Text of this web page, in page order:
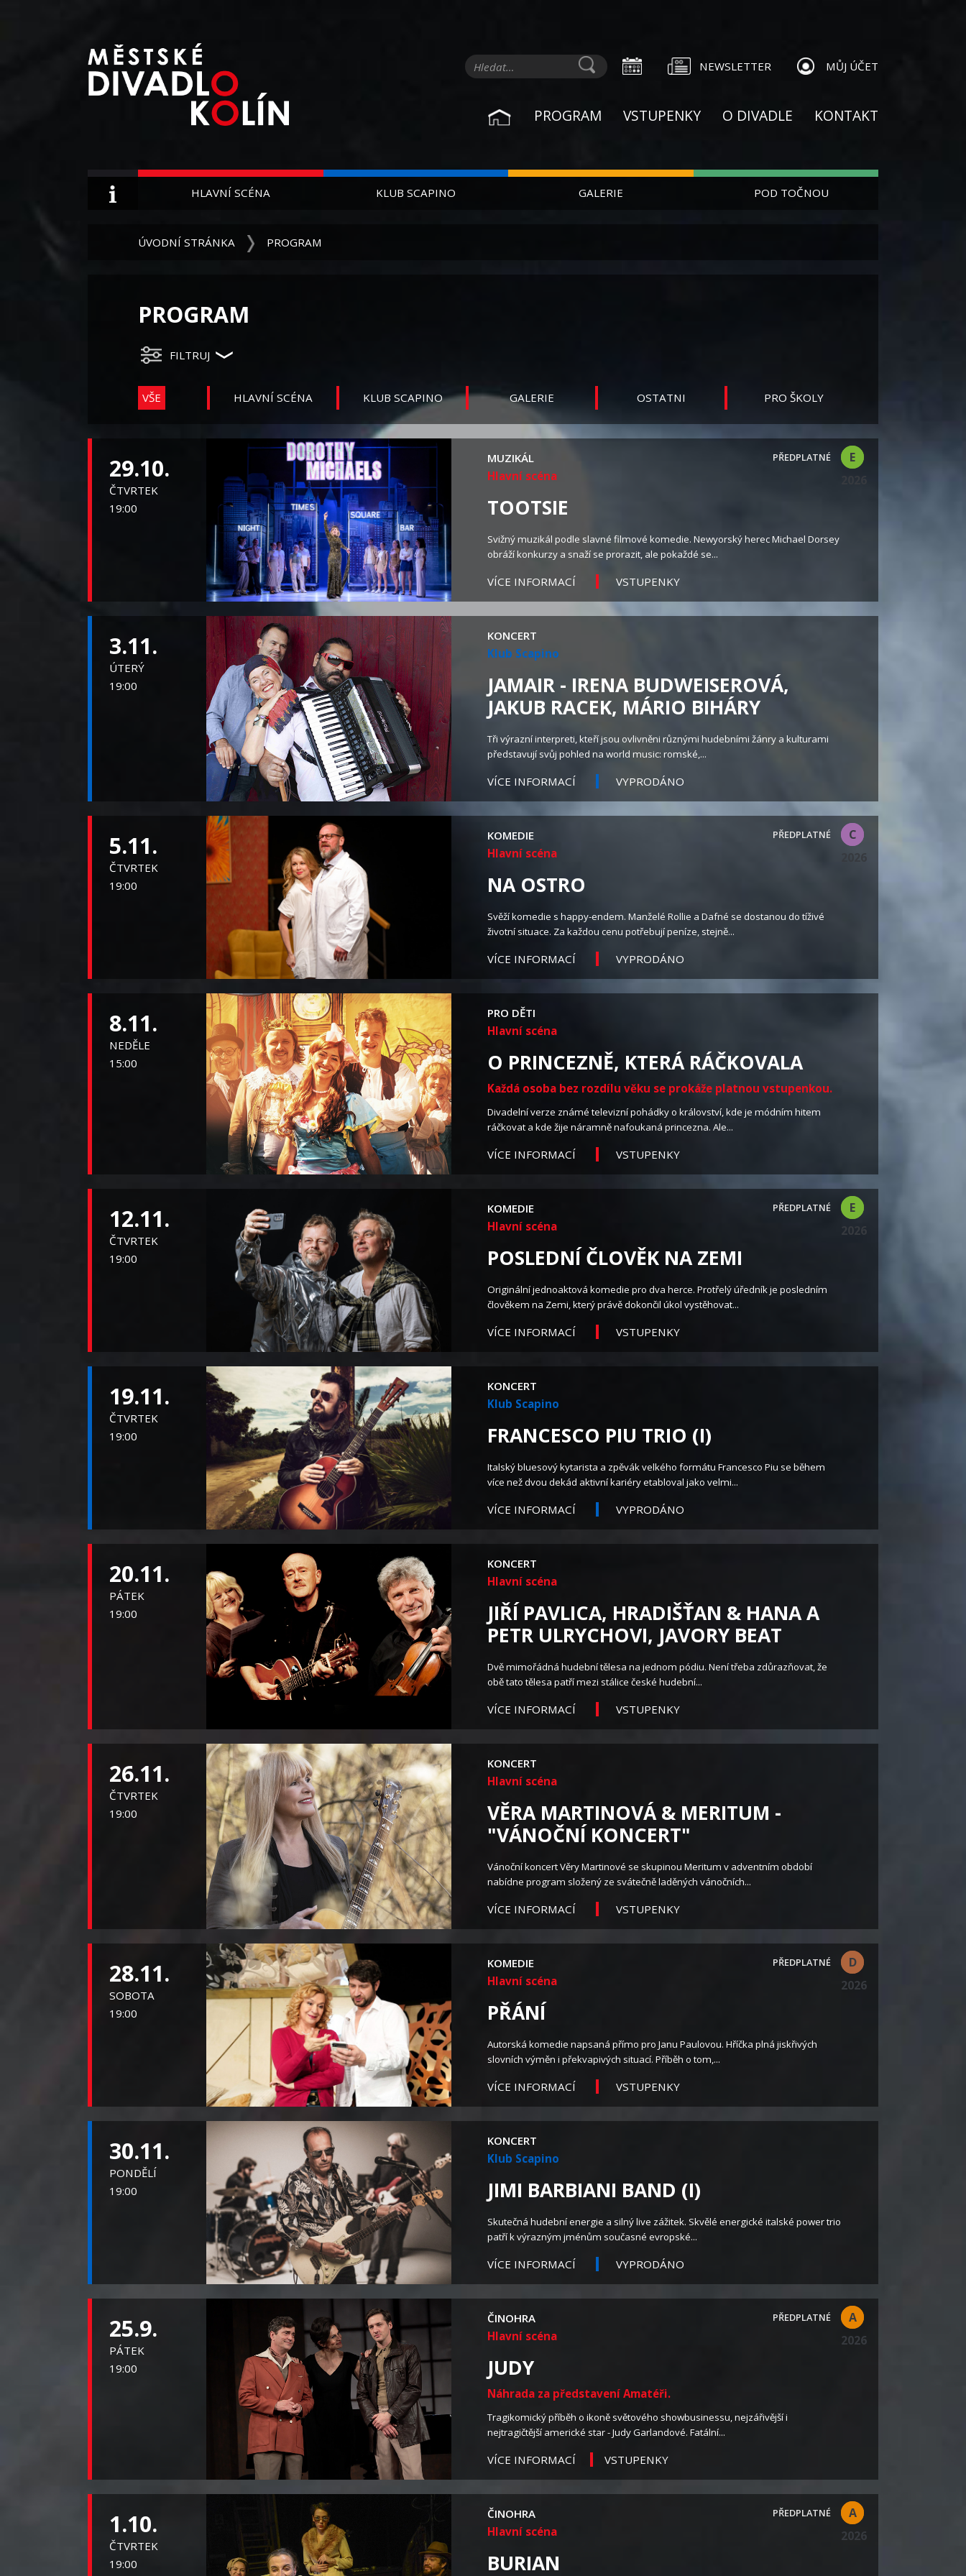
NEWSLETTER MŮJ ÚČET
PROGRAM VSTUPENKY O DIVADLE KONTAKT
HLAVNÍ SCÉNA KLUB SCAPINO GALERIE POD TOČNOU
ÚVODNÍ STRÁNKA PROGRAM
PROGRAM
FILTRUJ
VŠE HLAVNÍ SCÉNA KLUB SCAPINO GALERIE OSTATNI PRO ŠKOLY
29.10.
ČTVRTEK
19:00
MUZIKÁL
Hlavní scéna
TOOTSIE
E
Svižný muzikál podle slavné filmové komedie. Newyorský herec Michael Dorsey
obráží konkurzy a snaží se prorazit, ale pokaždé se...
VÍCE INFORMACÍ VSTUPENKY
3.11.
ÚTERÝ
19:00
KONCERT
Klub Scapino
JAMAIR - IRENA BUDWEISEROVÁ,
JAKUB RACEK, MÁRIO BIHÁRY
Tři výrazní interpreti, kteří jsou ovlivněni různými hudebními žánry a kulturami
představují svůj pohled na world music: romské,...
VÍCE INFORMACÍ VYPRODÁNO
5.11.
ČTVRTEK
19:00
KOMEDIE
Hlavní scéna
NA OSTRO
C
Svěží komedie s happy-endem. Manželé Rollie a Dafné se dostanou do tíživé
životní situace. Za každou cenu potřebují peníze, stejně...
VÍCE INFORMACÍ VYPRODÁNO
8.11.
NEDĚLE
15:00
PRO DĚTI
Hlavní scéna
O PRINCEZNĚ, KTERÁ RÁČKOVALA
Každá osoba bez rozdílu věku se prokáže platnou vstupenkou.
Divadelní verze známé televizní pohádky o království, kde je módním hitem
ráčkovat a kde žije náramně nafoukaná princezna. Ale...
VÍCE INFORMACÍ VSTUPENKY
12.11.
ČTVRTEK
19:00
KOMEDIE
Hlavní scéna
POSLEDNÍ ČLOVĚK NA ZEMI
E
2026
Originální jednoaktová komedie pro dva herce. Protřelý úředník je posledním
člověkem na Zemi, který právě dokončil úkol vystěhovat...
VÍCE INFORMACÍ VSTUPENKY
19.11.
ČTVRTEK
19:00
KONCERT
Klub Scapino
FRANCESCO PIU TRIO (I)
Italský bluesový kytarista a zpěvák velkého formátu Francesco Piu se během
více než dvou dekád aktivní kariéry etabloval jako velmi...
VÍCE INFORMACÍ VYPRODÁNO
20.11.
PÁTEK
19:00
KONCERT
Hlavní scéna
JIŘÍ PAVLICA, HRADIŠŤAN & HANA A
PETR ULRYCHOVI, JAVORY BEAT
Dvě mimořádná hudební tělesa na jednom pódiu. Není třeba zdůrazňovat, že
obě tato tělesa patří mezi stálice české hudební...
VÍCE INFORMACÍ VSTUPENKY
26.11.
ČTVRTEK
19:00
KONCERT
Hlavní scéna
VĚRA MARTINOVÁ & MERITUM -
"VÁNOČNÍ KONCERT"
Vánoční koncert Věry Martinové se skupinou Meritum v adventním období
nabídne program složený ze svátečně laděných vánočních...
VÍCE INFORMACÍ VSTUPENKY
28.11.
SOBOTA
19:00
KOMEDIE
Hlavní scéna
PŘÁNÍ
D
2026
Autorská komedie napsaná přímo pro Janu Paulovou. Hříčka plná jiskřivých
slovních výměn i překvapivých situací. Příběh o tom,...
VÍCE INFORMACÍ VSTUPENKY
30.11.
PONDĚLÍ
19:00
KONCERT
Klub Scapino
JIMI BARBIANI BAND (I)
Skutečná hudební energie a silný live zážitek. Skvělé energické italské power trio
patří k výrazným jménům současné evropské...
VÍCE INFORMACÍ VYPRODÁNO
25.9.
PÁTEK
19:00
ČINOHRA
Hlavní scéna
JUDY
Náhrada za představení Amatéři.
A
2026
Tragikomický příběh o ikoně světového showbusinessu, nejzářivější i
nejtragičtější americké star - Judy Garlandové. Fatální...
VÍCE INFORMACÍ VSTUPENKY
1.10.
ČTVRTEK
19:00
ČINOHRA
Hlavní scéna
BURIAN
A
2026